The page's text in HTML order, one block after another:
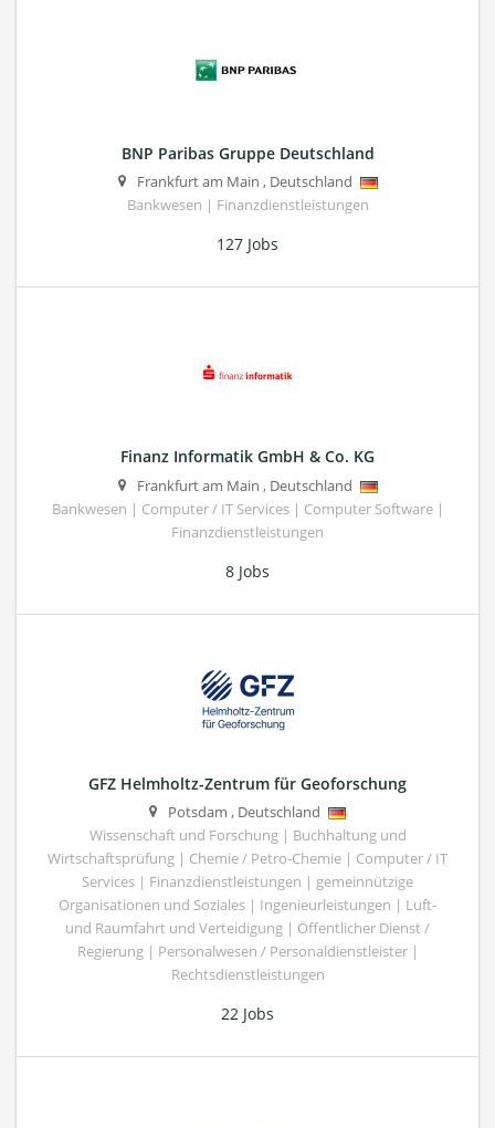
BNP Paribas Gruppe Deutschland
Frankfurt am Main , Deutschland
Bankwesen | Finanzdienstleistungen
127 Jobs
Finanz Informatik GmbH & Co. KG
Frankfurt am Main , Deutschland
Bankwesen | Computer / IT Services | Computer Software |
Finanzdienstleistungen
8 Jobs
GFZ Helmholtz-Zentrum für Geoforschung
Potsdam , Deutschland
Wissenschaft und Forschung | Buchhaltung und
Wirtschaftsprüfung | Chemie / Petro-Chemie | Computer / IT
Services | Finanzdienstleistungen | gemeinnützige
Organisationen und Soziales | Ingenieurleistungen | Luft-
und Raumfahrt und Verteidigung | Öffentlicher Dienst /
Regierung | Personalwesen / Personaldienstleister |
Rechtsdienstleistungen
22 Jobs